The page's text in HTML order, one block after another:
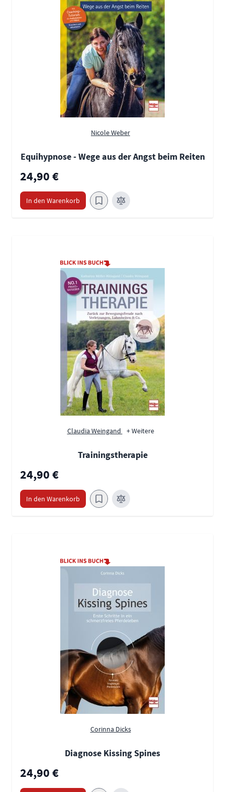
Nicole Weber
Equihypnose - Wege aus der Angst beim Reiten
24,90 €
In den Warenkorb
Claudia Weingand + Weitere
Trainingstherapie
24,90 €
In den Warenkorb
Corinna Dicks
Diagnose Kissing Spines
24,90 €